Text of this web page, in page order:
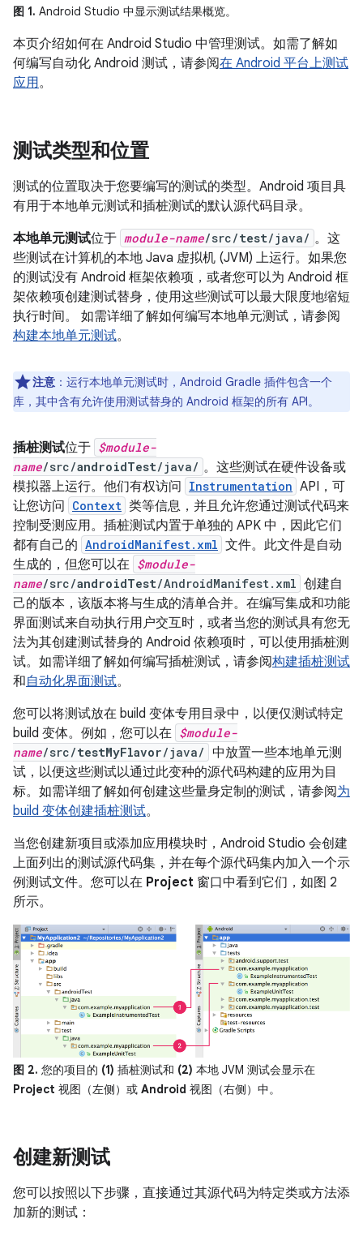
图 1. Android Studio 中显示测试结果概览。
本页介绍如何在 Android Studio 中管理测试。如需了解如
何编写自动化 Android 测试，请参阅在 Android 平台上测试
应用。
测试类型和位置
测试的位置取决于您要编写的测试的类型。Android 项目具
有用于本地单元测试和插桩测试的默认源代码目录。
本地单元测试位于 module-name/src/test/java/ 。这
些测试在计算机的本地 Java 虚拟机 (JVM) 上运行。如果您
的测试没有 Android 框架依赖项，或者您可以为 Android 框
架依赖项创建测试替身，使用这些测试可以最大限度地缩短
执行时间。 如需详细了解如何编写本地单元测试，请参阅
构建本地单元测试。
注意 ： 运行本地单元测试时，Android Gradle 插件包含一个
库，其中含有允许使用测试替身的 Android 框架的所有 API。
插桩测试位于 $module-
name/src/androidTest/java/ 。这些测试在硬件设备或
模拟器上运行。他们有权访问 Instrumentation API，可
让您访问 Context 类等信息，并且允许您通过测试代码来
控制受测应用。插桩测试内置于单独的 APK 中，因此它们
都有自己的 AndroidManifest.xml 文件。此文件是自动
生成的，但您可以在 $module-
name/src/androidTest/AndroidManifest.xml 创建自
己的版本，该版本将与生成的清单合并。在编写集成和功能
界面测试来自动执行用户交互时，或者当您的测试具有您无
法为其创建测试替身的 Android 依赖项时，可以使用插桩测
试。如需详细了解如何编写插桩测试，请参阅构建插桩测试
和自动化界面测试。
您可以将测试放在 build 变体专用目录中，以便仅测试特定
build 变体。例如，您可以在 $module-
name/src/testMyFlavor/java/ 中放置一些本地单元测
试，以便这些测试以通过此变种的源代码构建的应用为目
标。如需详细了解如何创建这些量身定制的测试，请参阅为
build 变体创建插桩测试。
当您创建新项目或添加应用模块时，Android Studio 会创建
上面列出的测试源代码集，并在每个源代码集内加入一个示
例测试文件。您可以在 Project 窗口中看到它们，如图 2
所示。
图 2. 您的项目的 (1) 插桩测试和 (2) 本地 JVM 测试会显示在
Project 视图（左侧）或 Android 视图（右侧）中。
创建新测试
您可以按照以下步骤，直接通过其源代码为特定类或方法添
加新的测试：